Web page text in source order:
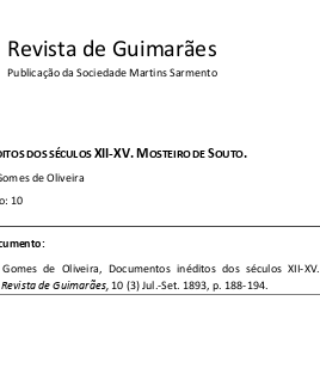
Revista de Guimarães
Publicação da Sociedade Martins Sarmento
DOS SÉCULOS XII-XV.M OSTEIRO DE
SOUTO.
Gomes de Oliveira
10
Gomes  de  Oliveira
, Documentos  inéditos  dos  séculos  XII
- XV.
Revista de Guimarães, 10 (3) Jul.- Set. 1893, p. 188
- 194.